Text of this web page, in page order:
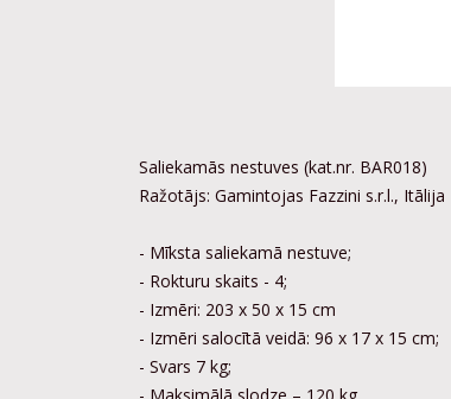
Saliekamās nestuves (kat.nr. BAR018)
Ražotājs: Gamintojas Fazzini s.r.l., Itālija
- Mīksta saliekamā nestuve;
- Rokturu skaits - 4;
- Izmēri: 203 x 50 x 15 cm
- Izmēri salocītā veidā: 96 x 17 x 15 cm;
- Svars 7 kg;